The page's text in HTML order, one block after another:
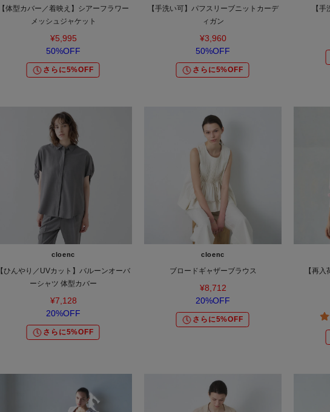
【体型カバー／着映え】シアーフラワー
メッシュジャケット
¥5,995
50%OFF
さらに5%OFF
【手洗い可】パフスリーブニットカーデ
ィガン
¥3,960
50%OFF
さらに5%OFF
【
cloenc
【ひんやり／UVカット】バルーンオーバ
ーシャツ 体型カバー
¥7,128
20%OFF
さらに5%OFF
cloenc
ブロードギャザーブラウス
¥8,712
20%OFF
さらに5%OFF
【再